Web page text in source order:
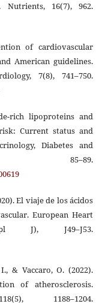
Nutrients, 16(7), 962.
of cardiovascular
American guidelines.
7(8), 741–750.
rich lipoproteins and
Current status and
Diabetes and
85–89.
El viaje de los ácidos
European Heart
J), J49–J53.
& Vaccaro, O. (2022).
of atherosclerosis.
1188–1204.